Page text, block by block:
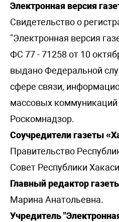
Электронная версия
Свидетельство о
"Электронная версия
ФС 77 - 71258 от 10
выдано Федеральной
сфере связи,
массовых коммуникаций
Роскомнадзор.
Соучредители газеты
Правительство
Совет Республики
Главный редактор
Марина Анатольевна.
Учредитель